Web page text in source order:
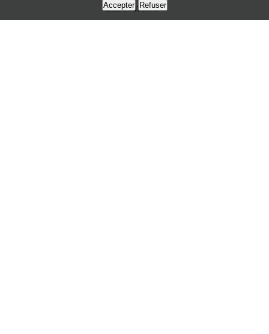
Laboratoire
Accepter Refuser